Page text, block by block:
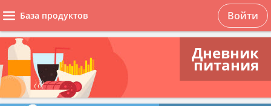
База продуктов Войти
Дневник
питания